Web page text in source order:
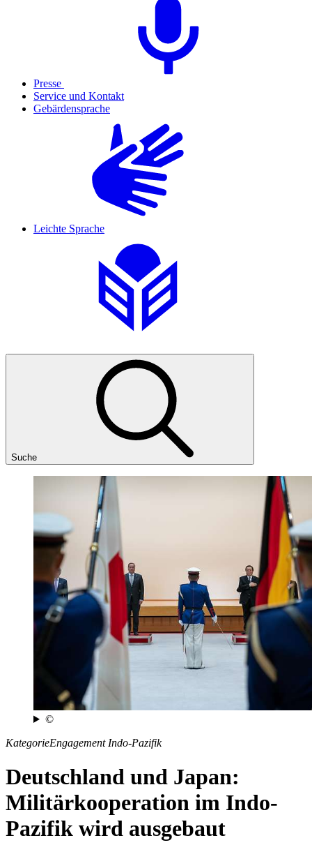
Presse
Service und Kontakt
Gebärdensprache
Leichte Sprache
Suche
©
KategorieEngagement Indo-Pazifik
Deutschland und Japan:
Militärkooperation im Indo-
Pazifik wird ausgebaut